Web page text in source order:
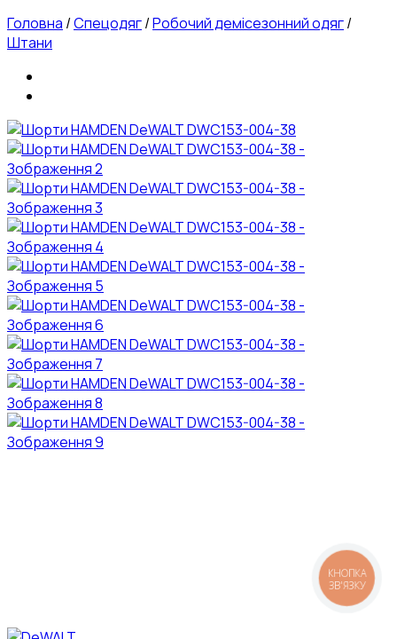
Головна /Спецодяг/Робочий демісезонний одяг/
Штани
КНОПКА
ЗВ'ЯЗКУ